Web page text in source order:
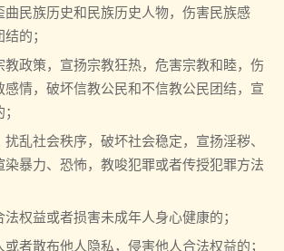
曲民族历史和民族历史人物，伤害民族感
的；
教政策，宣扬宗教狂热，危害宗教和睦，伤
感情，破坏信教公民和不信教公民团结，宣
乱社会秩序，破坏社会稳定，宣扬淫秽、
染暴力、恐怖，教唆犯罪或者传授犯罪方法
权益或者损害未成年人身心健康的；
者散布他人隐私，侵害他人合法权益的；